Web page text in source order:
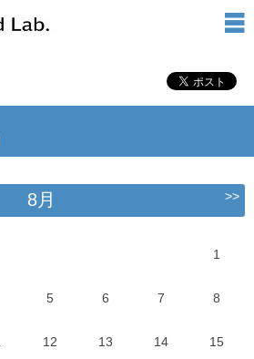
8月 >>
1
5 6 7 8
12 13 14 15